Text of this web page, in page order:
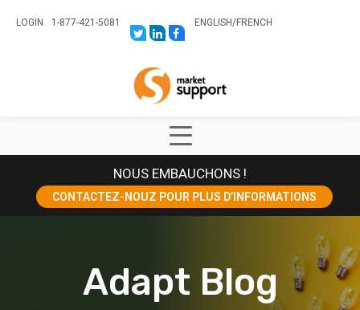
LOGIN
1-877-421-5081
LINK
TO:
LINK
TO:
TRK=BIZ-
COMPANIES-
CYM
LINK
TO:
ENGLISH/FRENCH
Show
Main
Menu
NOUS EMBAUCHONS !
CONTACTEZ-NOUZ POUR PLUS D’INFORMATIONS
Adapt Blog